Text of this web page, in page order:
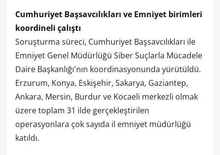
Cumhuriyet Başsavcılıkları ve Emniyet birimleri
koordineli çalıştı
Soruşturma süreci, Cumhuriyet Başsavcılıkları ile
Emniyet Genel Müdürlüğü Siber Suçlarla Mücadele
Daire Başkanlığı'nın koordinasyonunda yürütüldü.
Erzurum, Konya, Eskişehir, Sakarya, Gaziantep,
Ankara, Mersin, Burdur ve Kocaeli merkezli olmak
üzere toplam 31 ilde gerçekleştirilen
operasyonlara çok sayıda il emniyet müdürlüğü
katıldı.